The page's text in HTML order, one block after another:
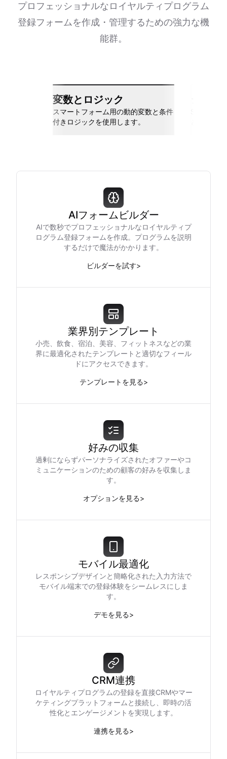
プロフェッショナルなロイヤルティプログラム
登録フォームを作成・管理するための強力な機
能群。
変数とロジック
スマートフォーム用の動的変数と条件
付きロジックを使用します。
AIフォームビルダー
AIで数秒でプロフェッショナルなロイヤルティプ
ログラム登録フォームを作成。プログラムを説明
するだけで魔法がかかります。
ビルダーを試す>
業界別テンプレート
小売、飲食、宿泊、美容、フィットネスなどの業
界に最適化されたテンプレートと適切なフィール
ドにアクセスできます。
テンプレートを見る>
好みの収集
過剰にならずパーソナライズされたオファーやコ
ミュニケーションのための顧客の好みを収集しま
す。
オプションを見る>
モバイル最適化
レスポンシブデザインと簡略化された入力方法で
モバイル端末での登録体験をシームレスにしま
す。
デモを見る>
CRM連携
ロイヤルティプログラムの登録を直接CRMやマー
ケティングプラットフォームと接続し、即時の活
性化とエンゲージメントを実現します。
連携を見る>